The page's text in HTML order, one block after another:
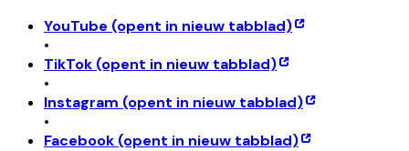
YouTube (opent in nieuw tabblad)
•
TikTok (opent in nieuw tabblad)
•
Instagram (opent in nieuw tabblad)
•
Facebook (opent in nieuw tabblad)